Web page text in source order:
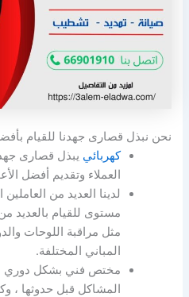
نحن نبذل قصارى جهدنا للقيام
كهربائي يبذل قصارى
العملاء وتقديم أفضل
لدينا العديد من
مستوى للقيام بالعديد من
مثل مراقبة اللوحات
المباني المختلفة.
مختص فني بشكل دوري
المشاكل قبل حدوثها ،